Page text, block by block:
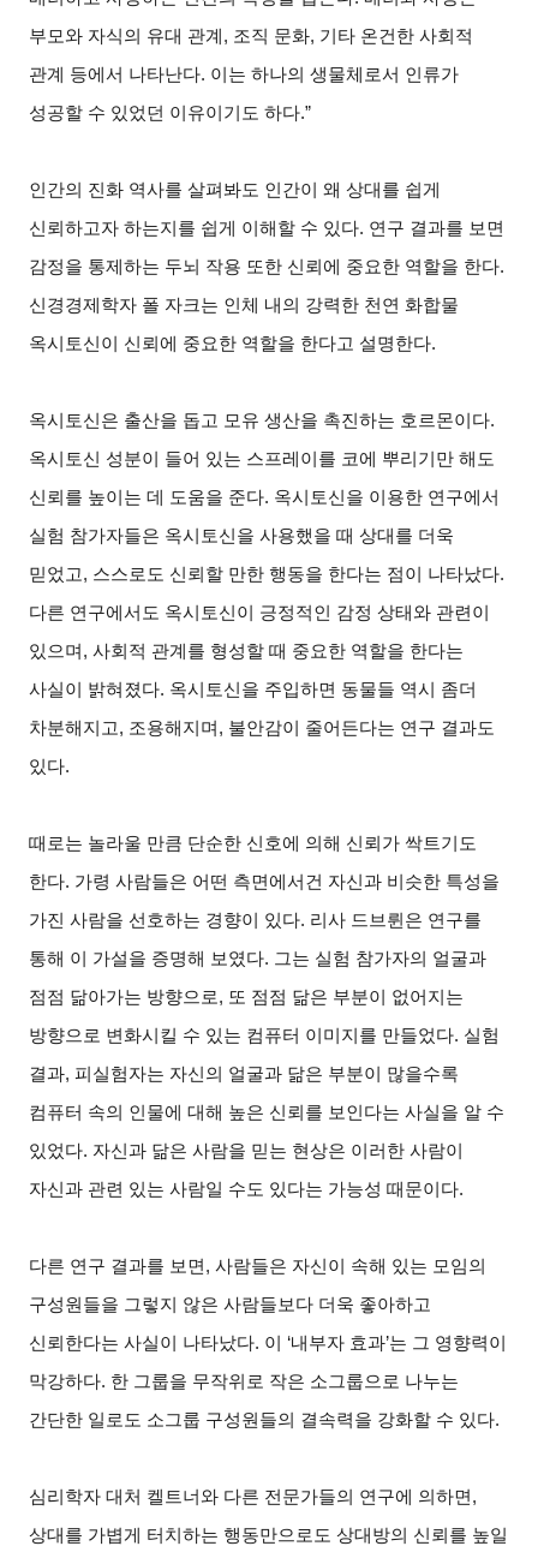
부모와 자식의 유대 관계, 조직 문화, 기타 온건한 사회적
관계 등에서 나타난다. 이는 하나의 생물체로서 인류가
성공할 수 있었던 이유이기도 하다.”
인간의 진화 역사를 살펴봐도 인간이 왜 상대를 쉽게
신뢰하고자 하는지를 쉽게 이해할 수 있다. 연구 결과를 보면
감정을 통제하는 두뇌 작용 또한 신뢰에 중요한 역할을 한다.
신경경제학자 폴 자크는 인체 내의 강력한 천연 화합물
옥시토신이 신뢰에 중요한 역할을 한다고 설명한다.
옥시토신은 출산을 돕고 모유 생산을 촉진하는 호르몬이다.
옥시토신 성분이 들어 있는 스프레이를 코에 뿌리기만 해도
신뢰를 높이는 데 도움을 준다. 옥시토신을 이용한 연구에서
실험 참가자들은 옥시토신을 사용했을 때 상대를 더욱
믿었고, 스스로도 신뢰할 만한 행동을 한다는 점이 나타났다.
다른 연구에서도 옥시토신이 긍정적인 감정 상태와 관련이
있으며, 사회적 관계를 형성할 때 중요한 역할을 한다는
사실이 밝혀졌다. 옥시토신을 주입하면 동물들 역시 좀더
차분해지고, 조용해지며, 불안감이 줄어든다는 연구 결과도
있다.
때로는 놀라울 만큼 단순한 신호에 의해 신뢰가 싹트기도
한다. 가령 사람들은 어떤 측면에서건 자신과 비슷한 특성을
가진 사람을 선호하는 경향이 있다. 리사 드브륀은 연구를
통해 이 가설을 증명해 보였다. 그는 실험 참가자의 얼굴과
점점 닮아가는 방향으로, 또 점점 닮은 부분이 없어지는
방향으로 변화시킬 수 있는 컴퓨터 이미지를 만들었다. 실험
결과, 피실험자는 자신의 얼굴과 닮은 부분이 많을수록
컴퓨터 속의 인물에 대해 높은 신뢰를 보인다는 사실을 알 수
있었다. 자신과 닮은 사람을 믿는 현상은 이러한 사람이
자신과 관련 있는 사람일 수도 있다는 가능성 때문이다.
다른 연구 결과를 보면, 사람들은 자신이 속해 있는 모임의
구성원들을 그렇지 않은 사람들보다 더욱 좋아하고
신뢰한다는 사실이 나타났다. 이 ‘내부자 효과’는 그 영향력이
막강하다. 한 그룹을 무작위로 작은 소그룹으로 나누는
간단한 일로도 소그룹 구성원들의 결속력을 강화할 수 있다.
심리학자 대처 켈트너와 다른 전문가들의 연구에 의하면,
상대를 가볍게 터치하는 행동만으로도 상대방의 신뢰를 높일